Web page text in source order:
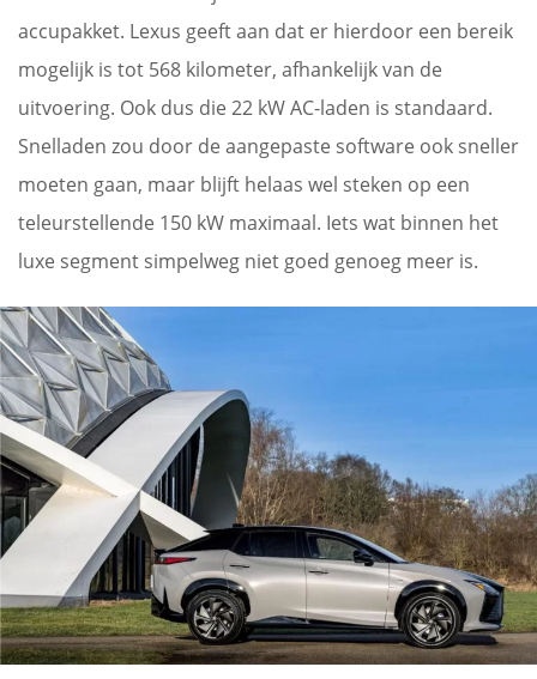
accupakket. Lexus geeft aan dat er hierdoor een bereik
mogelijk is tot 568 kilometer, afhankelijk van de
uitvoering. Ook dus die 22 kW AC-laden is standaard.
Snelladen zou door de aangepaste software ook sneller
moeten gaan, maar blijft helaas wel steken op een
teleurstellende 150 kW maximaal. Iets wat binnen het
luxe segment simpelweg niet goed genoeg meer is.